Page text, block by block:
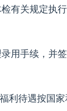
有关规定执
用手续，并
利待遇按国家